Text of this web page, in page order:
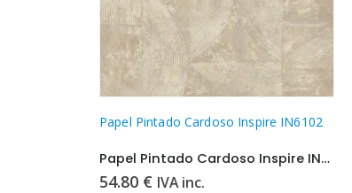
Papel Pintado Cardoso Inspire IN2104
Papel Pintado Cardoso Inspire IN2104
54.80 € IVA inc.